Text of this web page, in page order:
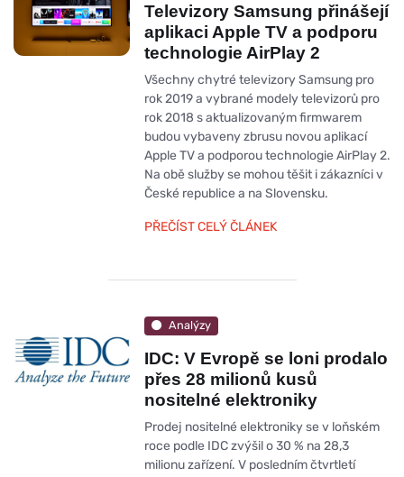
Televizory Samsung přinášejí
aplikaci Apple TV a podporu
technologie AirPlay 2
Všechny chytré televizory Samsung pro
rok 2019 a vybrané modely televizorů pro
rok 2018 s aktualizovaným firmwarem
budou vybaveny zbrusu novou aplikací
Apple TV a podporou technologie AirPlay 2.
Na obě služby se mohou těšit i zákazníci v
České republice a na Slovensku.
PŘEČÍST CELÝ ČLÁNEK
Analýzy
IDC: V Evropě se loni prodalo
přes 28 milionů kusů
nositelné elektroniky
Prodej nositelné elektroniky se v loňském
roce podle IDC zvýšil o 30 % na 28,3
milionu zařízení. V posledním čtvrtletí